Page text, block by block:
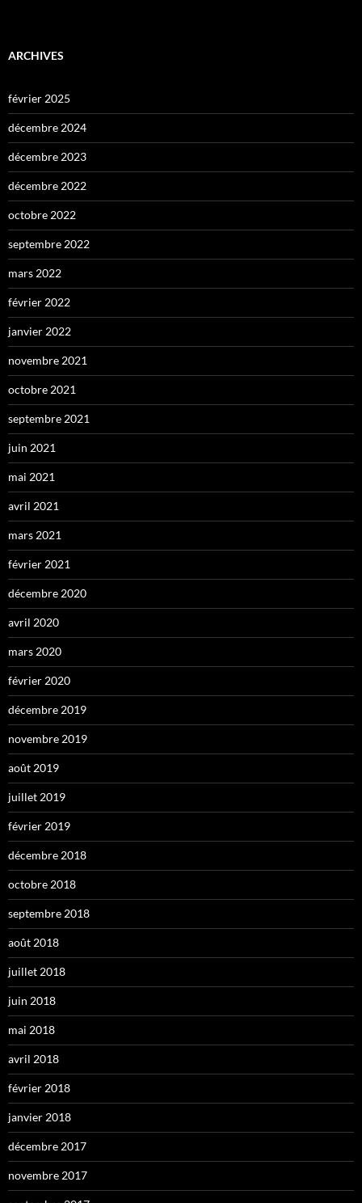
ARCHIVES
février 2025
décembre 2024
décembre 2023
décembre 2022
octobre 2022
septembre 2022
mars 2022
février 2022
janvier 2022
novembre 2021
octobre 2021
septembre 2021
juin 2021
mai 2021
avril 2021
mars 2021
février 2021
décembre 2020
avril 2020
mars 2020
février 2020
décembre 2019
novembre 2019
août 2019
juillet 2019
février 2019
décembre 2018
octobre 2018
septembre 2018
août 2018
juillet 2018
juin 2018
mai 2018
avril 2018
février 2018
janvier 2018
décembre 2017
novembre 2017